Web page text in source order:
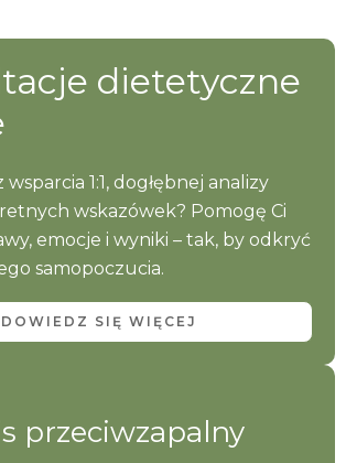
dietetyczne
1:1, dogłębnej analizy
wskazówek? Pomogę Ci
emocje i wyniki – tak, by odkryć
samopoczucia.
DOWIEDZ SIĘ WIĘCEJ
przeciwzapalny